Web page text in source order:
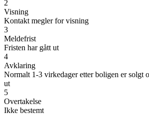
2
Visning
Kontakt megler for visning
3
Meldefrist
Fristen har gått ut
4
Avklaring
Normalt 1-3 virkedager etter boligen er solgt
ut
5
Overtakelse
Ikke bestemt